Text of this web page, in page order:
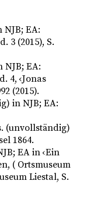
NJB; EA:
3 (2015), S.
NJB; EA:
4, ‹Jonas
(2015).
in NJB; EA:
(unvollständig)
1864.
EA in ‹Ein
( Ortsmuseum
Liestal, S.